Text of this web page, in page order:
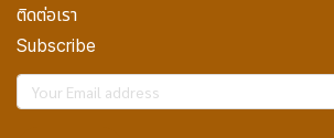
ติดต่อเรา
Subscribe